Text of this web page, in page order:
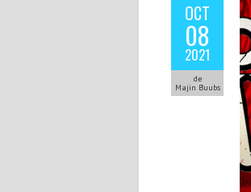
OCT
08
2021
de
Majin Buubs